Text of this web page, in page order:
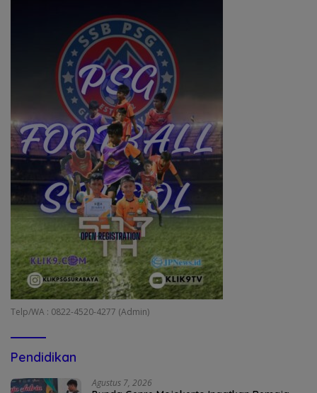
Telp/WA : 0822-4520-4277 (Admin)
Pendidikan
Agustus 7, 2026